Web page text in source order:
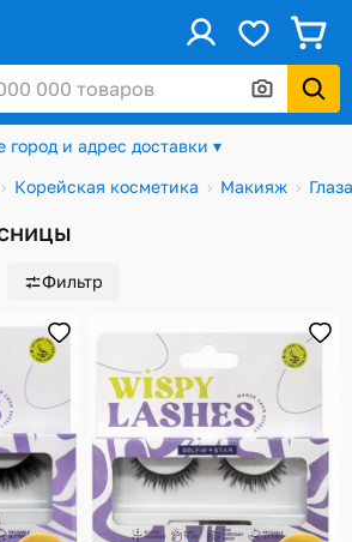
город и адрес доставки ▾
Корейская косметика Макияж Глаза
Фильтр